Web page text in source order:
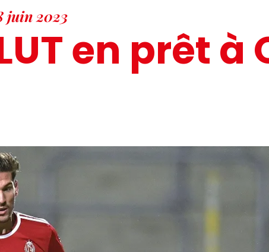
juin 2023
en prêt à